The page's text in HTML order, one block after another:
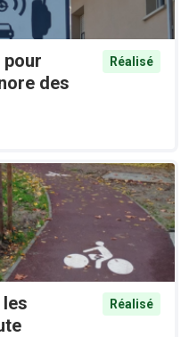
pour
des
Réalisé
Réalisé